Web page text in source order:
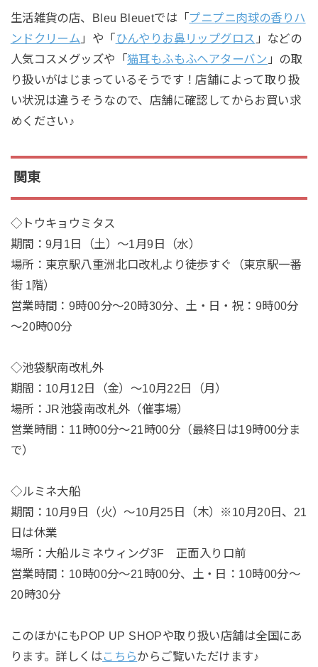
生活雑貨の店、Bleu Bleuetでは「プニプニ肉球の香りハ
ンドクリーム 」や「ひんやりお鼻リップグロス 」などの
人気コスメグッズや「猫耳もふもふヘアターバン 」の取
り扱いがはじまっているそうです！店舗によって取り扱
い状況は違うそうなので、店舗に確認してからお買い求
めください♪
関東
◇トウキョウミタス
期間：9月1日（土）～1月9日（水）
場所：東京駅八重洲北口改札より徒歩すぐ（東京駅一番
街 1階）
営業時間：9時00分～20時30分、土・日・祝：9時00分
～20時00分
◇池袋駅南改札外
期間：10月12日（金）～10月22日（月）
場所：JR池袋南改札外（催事場）
営業時間：11時00分～21時00分（最終日は19時00分ま
で）
◇ルミネ大船
期間：10月9日（火）～10月25日（木）※10月20日、21
日は休業
場所：大船ルミネウィング3F 正面入り口前
営業時間：10時00分～21時00分、土・日：10時00分～
20時30分
このほかにもPOP UP SHOPや取り扱い店舗は全国にあ
ります。詳しくはこちらからご覧いただけます♪